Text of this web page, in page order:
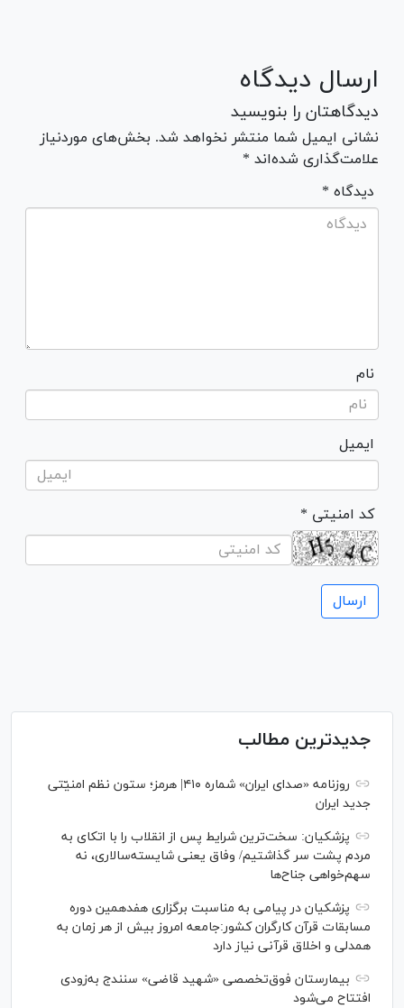
ارسال دیدگاه
دیدگاهتان را بنویسید
نشانی ایمیل شما منتشر نخواهد شد. بخش‌های موردنیاز
علامت‌گذاری شده‌اند *
* دیدگاه
نام
ایمیل
* کد امنیتی
جدیدترین مطالب
روزنامه «صدای ایران» شماره ۴۱۰| هرمز؛ ستون نظم امنیّتی
جدید ایران
پزشکیان: سخت‌ترین شرایط پس از انقلاب را با اتکای به
مردم پشت سر گذاشتیم/ وفاق یعنی شایسته‌سالاری، نه
سهم‌خواهی جناح‌ها
پزشکیان در پیامی به مناسبت برگزاری هفدهمین دوره
مسابقات قرآن کارگران کشور:جامعه امروز بیش از هر زمان به
همدلی و اخلاق قرآنی نیاز دارد
بیمارستان فوق‌تخصصی «شهید قاضی» سنندج به‌زودی
افتتاح می‌شود